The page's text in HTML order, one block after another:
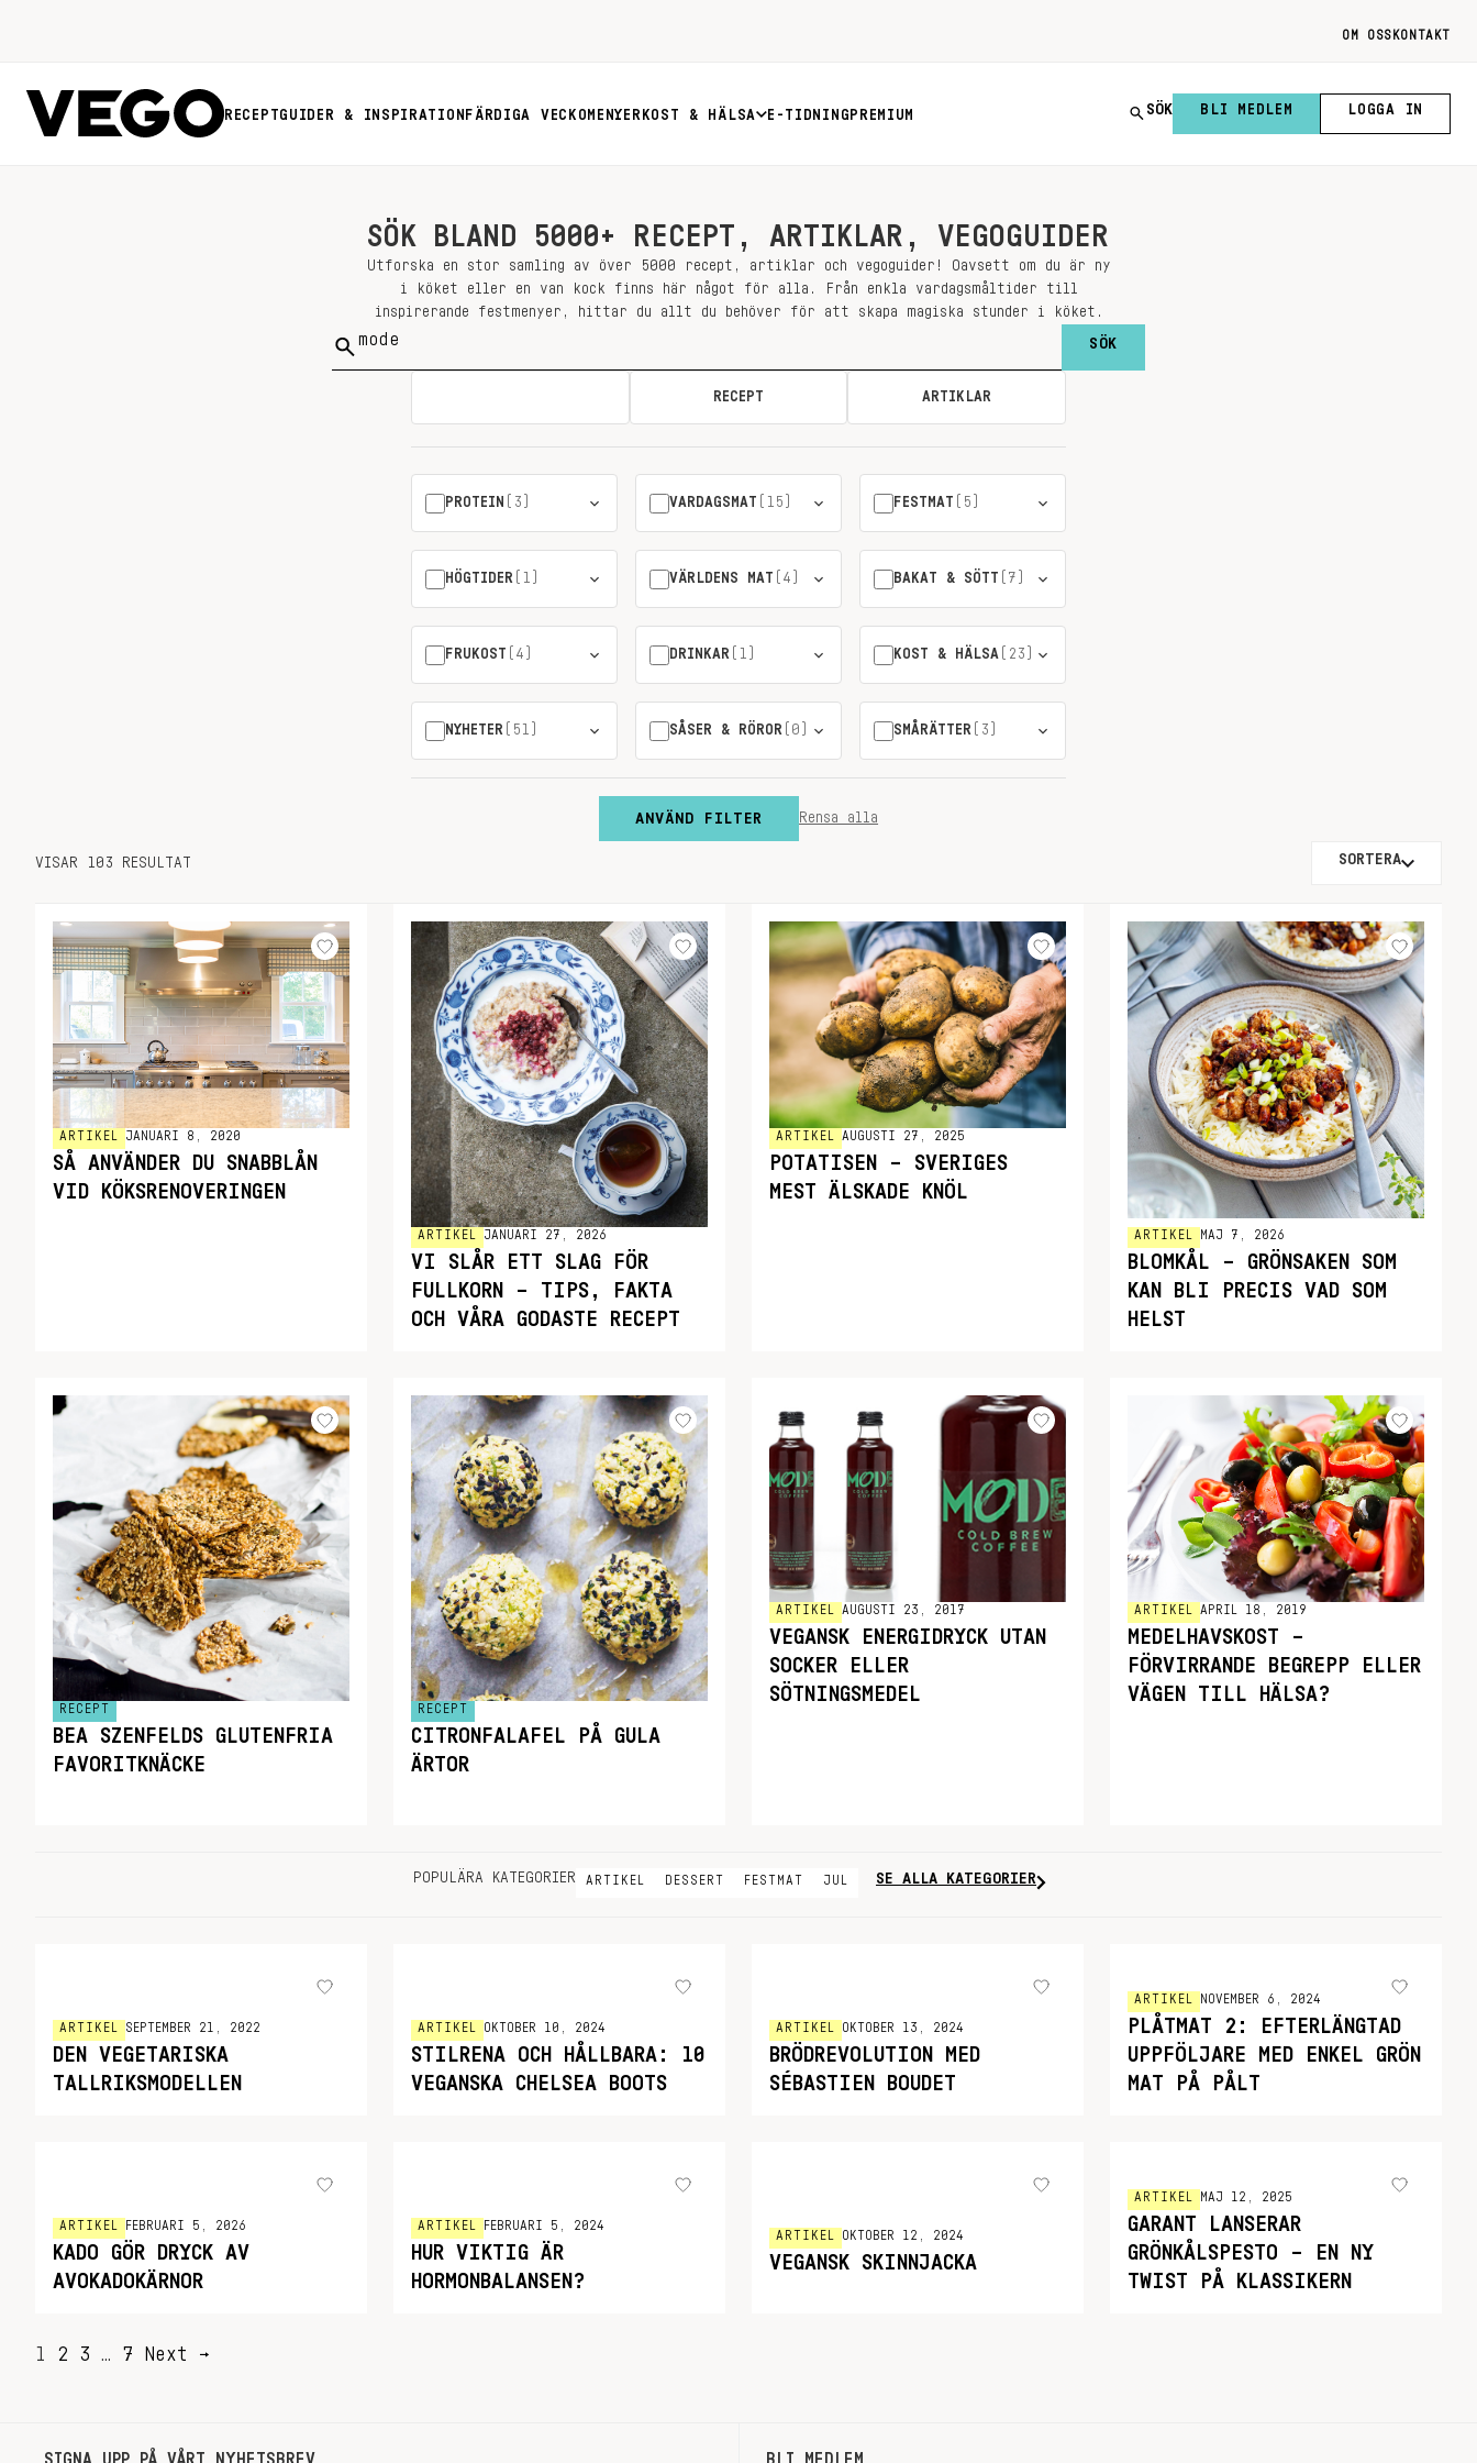
OM OSS KONTAKT
RECEPTGUIDER & INSPIRATION FÄRDIGA VECKOMENYER KOST & HÄLSA E-TIDNING PREMIUM SÖK BLI MEDLEM LOGGA IN
SÖK BLAND 5000+ RECEPT, ARTIKLAR, VEGOGUIDER
Utforska en stor samling av över 5000 recept, artiklar och vegoguider! Oavsett om du är ny
i köket eller en van kock finns här något för alla. Från enkla vardagsmåltider till
inspirerande festmenyer, hittar du allt du behöver för att skapa magiska stunder i köket.
Sök
RECEPT ARTIKLAR
PROTEIN (3) VARDAGSMAT (15) FESTMAT (5)
HÖGTIDER (1) VÄRLDENS MAT (4) BAKAT & SÖTT (7)
FRUKOST (4) DRINKAR (1) KOST & HÄLSA (23)
NYHETER (51) SÅSER & RÖROR (0) SMÅRÄTTER (3)
ANVÄND FILTER Rensa alla
VISAR 103 RESULTAT SORTERA
ARTIKEL JANUARI 8, 2020
SÅ ANVÄNDER DU SNABBLÅN
VID KÖKSRENOVERINGEN
ARTIKEL JANUARI 27, 2026
VI SLÅR ETT SLAG FÖR
FULLKORN – TIPS, FAKTA
OCH VÅRA GODASTE RECEPT
ARTIKEL AUGUSTI 27, 2025
POTATISEN – SVERIGES
MEST ÄLSKADE KNÖL
ARTIKEL MAJ 7, 2026
BLOMKÅL – GRÖNSAKEN SOM
KAN BLI PRECIS VAD SOM
HELST
RECEPT
BEA SZENFELDS GLUTENFRIA
FAVORITKNÄCKE
RECEPT
CITRONFALAFEL PÅ GULA
ÄRTOR
ARTIKEL AUGUSTI 23, 2017
VEGANSK ENERGIDRYCK UTAN
SOCKER ELLER
SÖTNINGSMEDEL
ARTIKEL APRIL 18, 2019
MEDELHAVSKOST –
FÖRVIRRANDE BEGREPP ELLER
VÄGEN TILL HÄLSA?
POPULÄRA KATEGORIER ARTIKEL DESSERT FESTMAT JUL SE ALLA KATEGORIER
ARTIKEL SEPTEMBER 21, 2022
DEN VEGETARISKA
TALLRIKSMODELLEN
ARTIKEL OKTOBER 10, 2024
STILRENA OCH HÅLLBARA: 10
VEGANSKA CHELSEA BOOTS
ARTIKEL OKTOBER 13, 2024
BRÖDREVOLUTION MED
SÉBASTIEN BOUDET
ARTIKEL NOVEMBER 6, 2024
PLÅTMAT 2: EFTERLÄNGTAD
UPPFÖLJARE MED ENKEL GRÖN
MAT PÅ PÅLT
ARTIKEL FEBRUARI 5, 2026
KADO GÖR DRYCK AV
AVOKADOKÄRNOR
ARTIKEL FEBRUARI 5, 2024
HUR VIKTIG ÄR
HORMONBALANSEN?
ARTIKEL OKTOBER 12, 2024
VEGANSK SKINNJACKA
ARTIKEL MAJ 12, 2025
GARANT LANSERAR
GRÖNKÅLSPESTO – EN NY
TWIST PÅ KLASSIKERN
SIDNUMRERING
1 2 3 … 7 Next →